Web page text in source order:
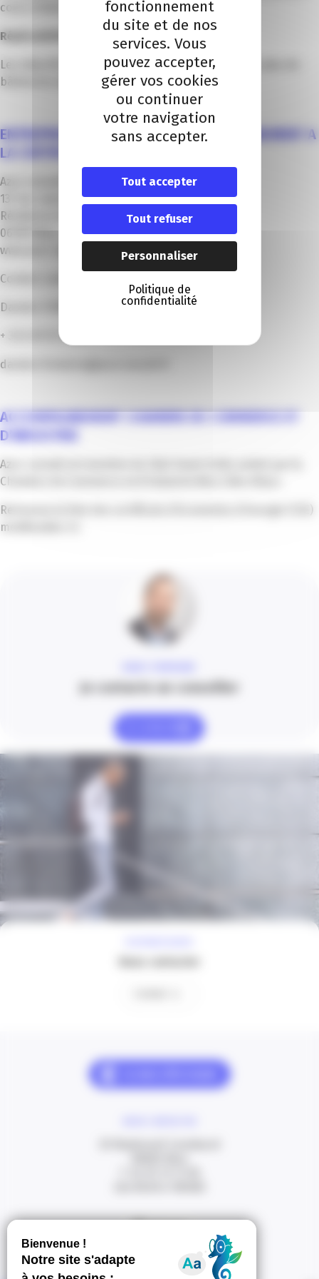
cours d’élaboration).
Réplicabilité de l’action
Les objectifs sont désormais d’intégrer de plus en plus de
bâtiments dans le périmètre de certification.
ENTREPRISE AYANT RÉALISÉ L’ACCOMPAGNEMENT A
LA CERTIFICATION
Azur consult logo azur consult
137 ter route de Saint Pierre de Féric
Résidence le Trianon
06000 Nice
www.azur-consult.fr
Contact commercial :
Damien FONTAINE
+ 33 6 69 39 90 43
damien.fontaine@azurconsult.fr
ACCOMPAGNEMENT CHAMBRE DE COMMERCE ET
D’INDUSTRIE
Azur consult est membre du Club Smart Grids animé par la
Chambre de Commerce et d’Industrie Nice Côte d’Azur.
Retrouvez la liste des certificats d’économies d’énergie (CEE)
mobilisables ici.
Je contacte un conseiller
fonctionnement
du site et de nos
services. Vous
pouvez accepter,
gérer vos cookies
ou continuer
votre navigation
sans accepter.
Tout accepter
Tout refuser
Personnaliser
Politique de
confidentialité